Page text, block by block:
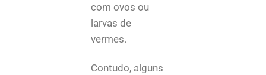
com ovos ou
larvas de
vermes.
Contudo, alguns